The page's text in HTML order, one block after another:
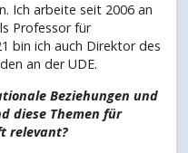
Ich arbeite seit 2006 an
Professor für
bin ich auch Direktor des
an der UDE.
Beziehungen und
diese Themen für
relevant?